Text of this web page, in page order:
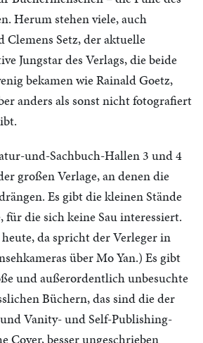
Herum stehen viele, auch
Clemens Setz, der aktuelle
Jungstar des Verlags, die beide
bekamen wie Rainald Goetz,
anders als sonst nicht fotografiert
und-Sachbuch-Hallen 3 und 4
großen Verlage, an denen die
Es gibt die kleinen Stände
für die sich keine Sau interessiert.
da spricht der Verleger in
über Mo Yan.) Es gibt
und außerordentlich unbesuchte
Büchern, das sind die der
Vanity- und Self-Publishing-
Cover, besser ungeschrieben